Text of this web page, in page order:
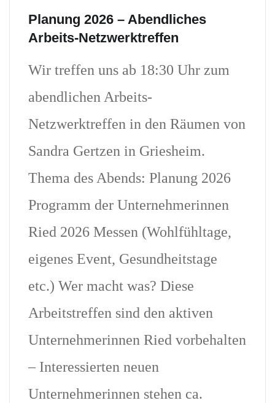
Planung 2026 – Abendliches
Arbeits-Netzwerktreffen
Wir treffen uns ab 18:30 Uhr zum
abendlichen Arbeits-
Netzwerktreffen in den Räumen von
Sandra Gertzen in Griesheim.
Thema des Abends: Planung 2026
Programm der Unternehmerinnen
Ried 2026 Messen (Wohlfühltage,
eigenes Event, Gesundheitstage
etc.) Wer macht was? Diese
Arbeitstreffen sind den aktiven
Unternehmerinnen Ried vorbehalten
– Interessierten neuen
Unternehmerinnen stehen ca.